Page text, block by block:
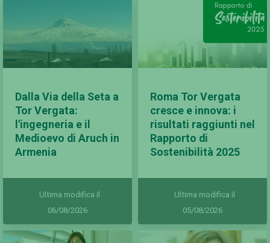
Dalla Via della Seta a
Tor Vergata:
l'ingegneria e il
Medioevo di Aruch in
Armenia
Ultima modifica il
06/08/2026
Roma Tor Vergata
cresce e innova: i
risultati raggiunti nel
Rapporto di
Sostenibilità 2025
Ultima modifica il
05/08/2026